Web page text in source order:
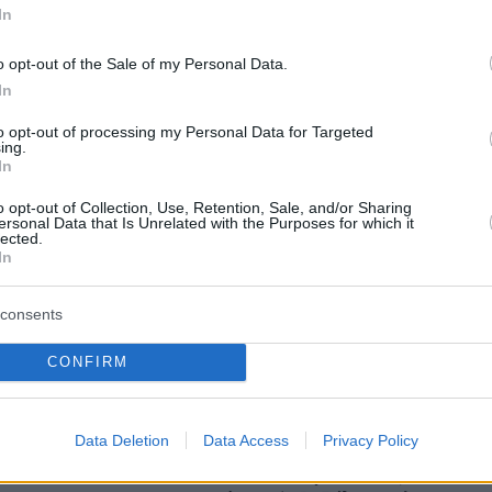
opt-out of the Sale of my Personal Data.
opt-out of processing my Personal Data for Targeted
opt-out of Collection, Use, Retention, Sale, and/or Sharing
Data that Is Unrelated with the Purposes for which it
CONFIRM
Data Deletion Data Access Privacy Policy
protothema.gr στο Google News
Ειδήσειςαπό την Ελλάδα και τον Κόσμο, τη
στο
Τζολί
γκέι:
κρύβομαι, δήλωσε
για 15 χρόνια: «Το αποφάσισα σε 10
λεπτά»
ΠΑΟΚ - Άντερλεχτ 0-1 (Α΄
LIVE UPDATE πριν 12 λεπτά